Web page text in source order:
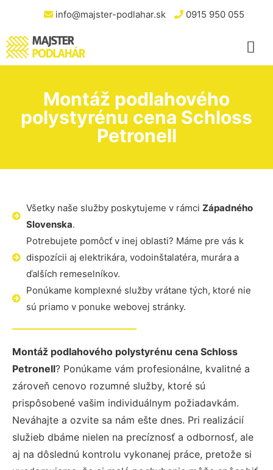
info@majster-podlahar.sk 0915 950 055
Montáž podlahového
polystyrénu cena Schloss
Petronell
Všetky naše služby poskytujeme v rámci Západného
Slovenska.
Potrebujete pomôcť v inej oblasti? Máme pre vás k
dispozícii aj elektrikára, vodoinštalatéra, murára a
ďalších remeselníkov.
Ponúkame komplexné služby vrátane tých, ktoré nie
sú priamo v ponuke webovej stránky.
Montáž podlahového polystyrénu cena Schloss
Petronell? Ponúkame vám profesionálne, kvalitné a
zároveň cenovo rozumné služby, ktoré sú
prispôsobené vašim individuálnym požiadavkám.
Neváhajte a ozvite sa nám ešte dnes. Pri realizácií
služieb dbáme nielen na precíznosť a odbornosť, ale
aj na dôslednú kontrolu vykonanej práce, pretože si